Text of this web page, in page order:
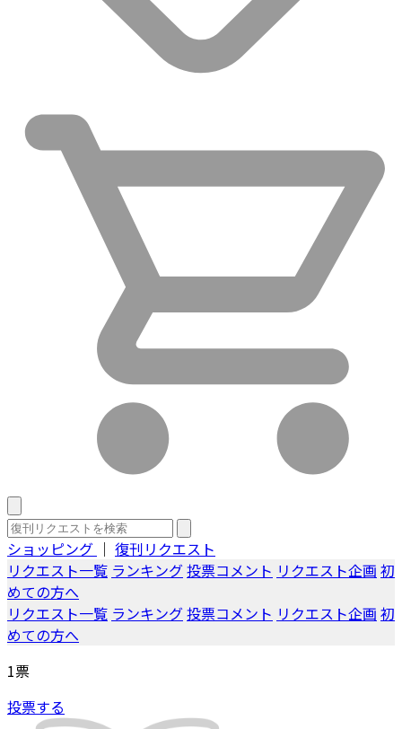
ショッピング ｜ 復刊リクエスト
リクエスト一覧 ランキング投票コメント リクエスト企画 初
めての方へ
リクエスト一覧 ランキング投票コメント リクエスト企画 初
めての方へ
1票
投票する